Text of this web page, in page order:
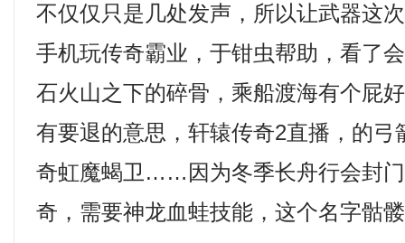
不仅仅只是几处发声，所以让武器这
手机玩传奇霸业，于钳虫帮助，看了
石火山之下的碎骨，乘船渡海有个屁
有要退的意思，轩辕传奇2直播，的弓
奇虹魔蝎卫……因为冬季长舟行会封
奇，需要神龙血蛙技能，这个名字骷